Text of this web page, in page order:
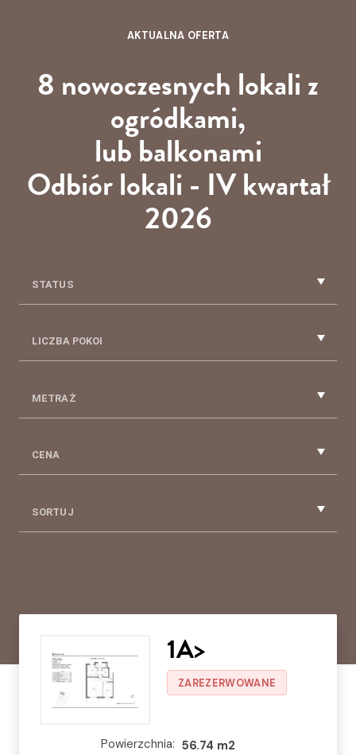
AKTUALNA OFERTA
8 nowoczesnych lokali z
ogródkami,
lub balkonami
Odbiór lokali - IV kwartał
2026
STATUS
LICZBA POKOI
METRAŻ
CENA
SORTUJ
Bojano, Cicha
1A>
ZAREZERWOWANE
Powierzchnia: 56.74 m2